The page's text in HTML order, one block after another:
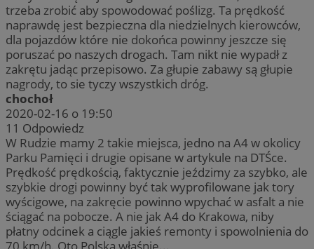
trzeba zrobić aby spowodować poślizg. Ta prędkość
naprawdę jest bezpieczna dla niedzielnych kierowców,
dla pojazdów które nie dokońca powinny jeszcze się
poruszać po naszych drogach. Tam nikt nie wypadł z
zakrętu jadąc przepisowo. Za głupie zabawy są głupie
nagrody, to sie tyczy wszystkich dróg.
chochoł
2020-02-16 o 19:50
11 Odpowiedz
W Rudzie mamy 2 takie miejsca, jedno na A4 w okolicy
Parku Pamięci i drugie opisane w artykule na DTŚce.
Prędkość prędkością, faktycznie jeździmy za szybko, ale
szybkie drogi powinny być tak wyprofilowane jak tory
wyścigowe, na zakręcie powinno wpychać w asfalt a nie
ściągać na pobocze. A nie jak A4 do Krakowa, niby
płatny odcinek a ciągle jakieś remonty i spowolnienia do